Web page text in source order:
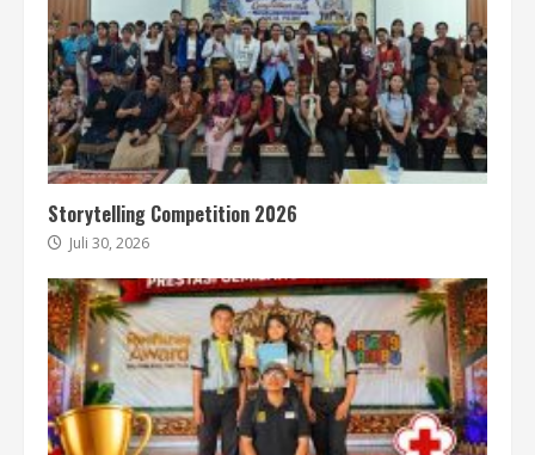
Storytelling Competition 2026
Juli 30, 2026